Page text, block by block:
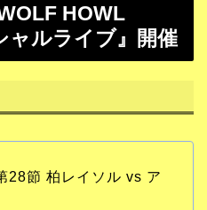
HOWL
ャルライブ』開催
28節 柏レイソル vs ア